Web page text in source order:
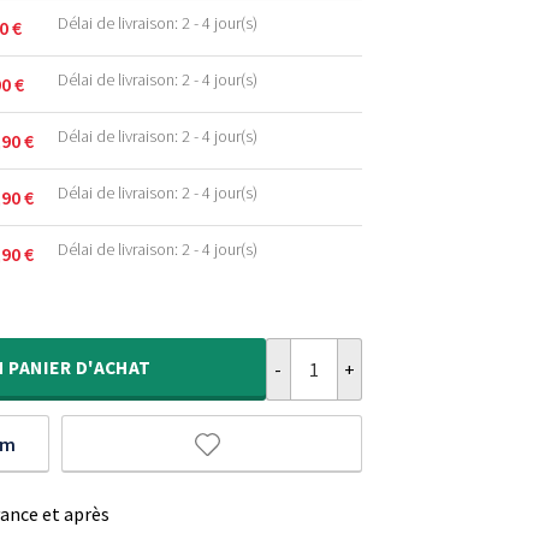
€ Délai de livraison: 2 - 4 jour(s)
€ Délai de livraison: 2 - 4 jour(s)
€ Délai de livraison: 2 - 4 jour(s)
€ Délai de livraison: 2 - 4 jour(s)
€ Délai de livraison: 2 - 4 jour(s)
PANIER D'ACHAT
et après